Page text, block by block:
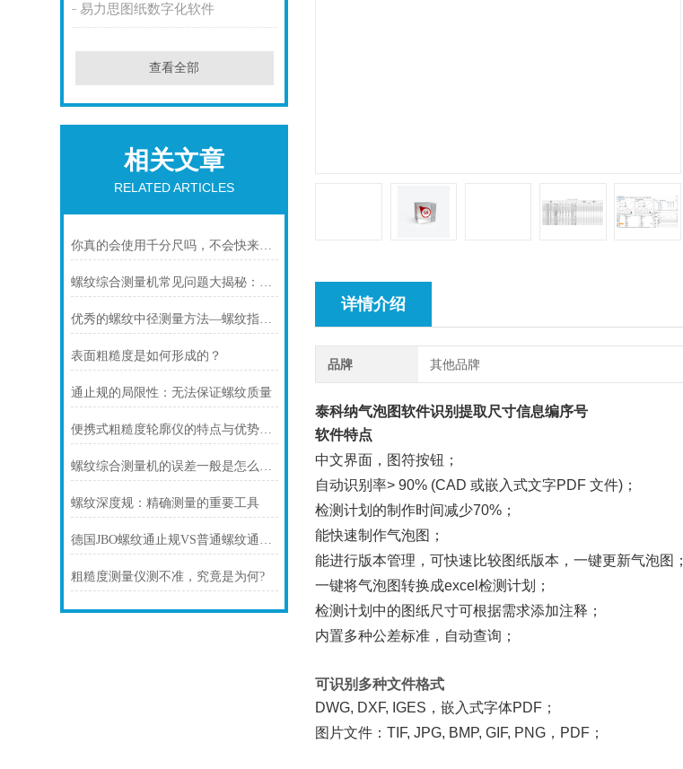
易力思图纸数字化软件
查看全部
相关文章
RELATED ARTICLES
你真的会使用千分尺吗，不会快来看这儿！
螺纹综合测量机常见问题大揭秘：从故障到解决
优秀的螺纹中径测量方法—螺纹指示量规测量法
表面粗糙度是如何形成的？
通止规的局限性：无法保证螺纹质量
便携式粗糙度轮廓仪的特点与优势介绍
螺纹综合测量机的误差一般是怎么计算的
螺纹深度规：精确测量的重要工具
德国JBO螺纹通止规VS普通螺纹通止规：品质与性价比之争
粗糙度测量仪测不准，究竟是为何?
详情介绍
品牌 其他品牌
泰科纳气泡图软件识别提取尺寸信息编序号
软件特点
中文界面，图符按钮；
自动识别率> 90% (CAD 或嵌入式文字PDF 文件)；
检测计划的制作时间减少70%；
能快速制作气泡图；
能进行版本管理，可快速比较图纸版本，一键更新气泡图；
一键将气泡图转换成excel检测计划；
检测计划中的图纸尺寸可根据需求添加注释；
内置多种公差标准，自动查询；
可识别多种文件格式
DWG, DXF, IGES，嵌入式字体PDF；
图片文件：TIF, JPG, BMP, GIF, PNG，PDF；